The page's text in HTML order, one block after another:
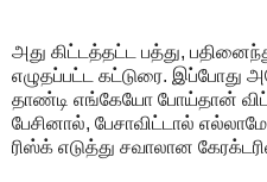
அது கிட்டத்தட்ட பத்து,
எழுதப்பட்ட கட்டுரை. இப்போது
தாண்டி எங்கேயோ போய்தான்
பேசினால், பேசாவிட்டால்
ரிஸ்க் எடுத்து சவாலான